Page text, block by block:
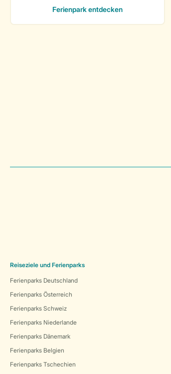
Reiseziele und Ferienparks
Ferienparks Deutschland
Ferienparks Österreich
Ferienparks Schweiz
Ferienparks Niederlande
Ferienparks Dänemark
Ferienparks Belgien
Ferienparks Tschechien